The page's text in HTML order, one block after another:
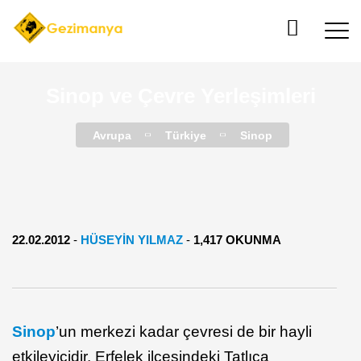
Avrupa Türkiye Sinop
22.02.2012 - HÜSEYİN YILMAZ - 1,417 OKUNMA
Sinop’un merkezi kadar çevresi de bir hayli
etkileyicidir. Erfelek ilçesindeki Tatlıca